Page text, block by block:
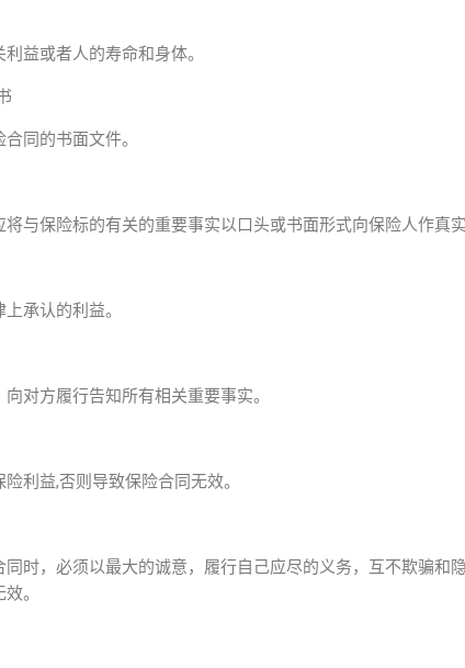
益或者人的寿命和身体。
同的书面文件。
与保险标的有关的重要事实以口头或书面形式向保险人作真实
承认的利益。
对方履行告知所有相关重要事实。
利益,否则导致保险合同无效。
时，必须以最大的诚意，履行自己应尽的义务，互不欺骗和
。